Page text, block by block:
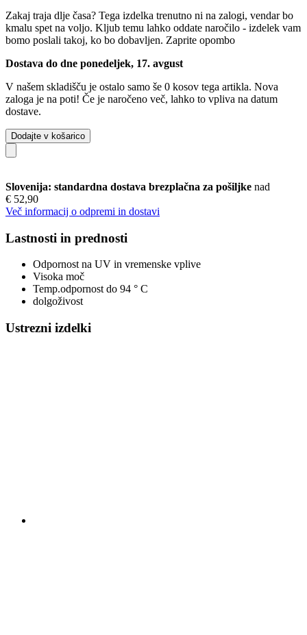
Zakaj traja dlje časa? Tega izdelka trenutno ni na zalogi, vendar bo
kmalu spet na voljo. Kljub temu lahko oddate naročilo - izdelek vam
bomo poslali takoj, ko bo dobavljen. Zaprite opombo
Dostava do dne ponedeljek, 17. avgust
V našem skladišču je ostalo samo še 0 kosov tega artikla. Nova
zaloga je na poti! Če je naročeno več, lahko to vpliva na datum
dostave.
Dodajte v košarico
Slovenija: standardna dostava brezplačna za pošiljke nad
€ 52,90
Več informacij o odpremi in dostavi
Lastnosti in prednosti
Odpornost na UV in vremenske vplive
Visoka moč
Temp.odpornost do 94 ° C
dolgoživost
Ustrezni izdelki